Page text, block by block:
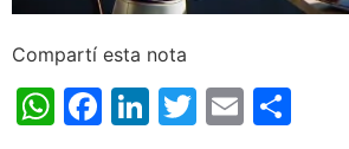
Compartí esta nota
WhatsApp
Facebook
LinkedIn
Twitter
Email